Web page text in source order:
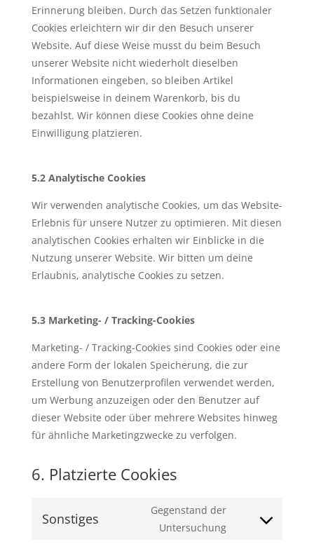
Erinnerung bleiben. Durch das Setzen funktionaler
Cookies erleichtern wir dir den Besuch unserer
Website. Auf diese Weise musst du beim Besuch
unserer Website nicht wiederholt dieselben
Informationen eingeben, so bleiben Artikel
beispielsweise in deinem Warenkorb, bis du
bezahlst. Wir können diese Cookies ohne deine
Einwilligung platzieren.
5.2 Analytische Cookies
Wir verwenden analytische Cookies, um das Website-
Erlebnis für unsere Nutzer zu optimieren. Mit diesen
analytischen Cookies erhalten wir Einblicke in die
Nutzung unserer Website. Wir bitten um deine
Erlaubnis, analytische Cookies zu setzen.
5.3 Marketing- / Tracking-Cookies
Marketing- / Tracking-Cookies sind Cookies oder eine
andere Form der lokalen Speicherung, die zur
Erstellung von Benutzerprofilen verwendet werden,
um Werbung anzuzeigen oder den Benutzer auf
dieser Website oder über mehrere Websites hinweg
für ähnliche Marketingzwecke zu verfolgen.
6. Platzierte Cookies
Sonstiges
Gegenstand der
Untersuchung
Consent